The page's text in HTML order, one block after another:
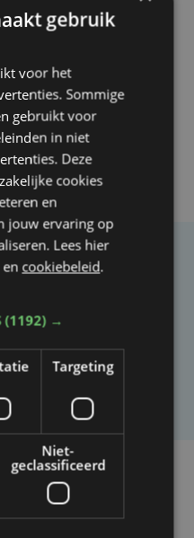
versterken dienst in AZ
gynaecoloog
weten
gebruik
voor het
Sommige
gebruikt voor
in niet
Deze
cookies
en
jouw ervaring op
Lees hier
en cookiebeleid.
(1192) →
Targeting
Niet-
geclassificeerd